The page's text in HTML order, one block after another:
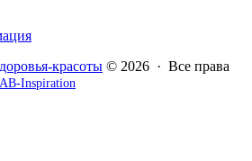
красоты © 2026 · Все права
AB-Inspiration